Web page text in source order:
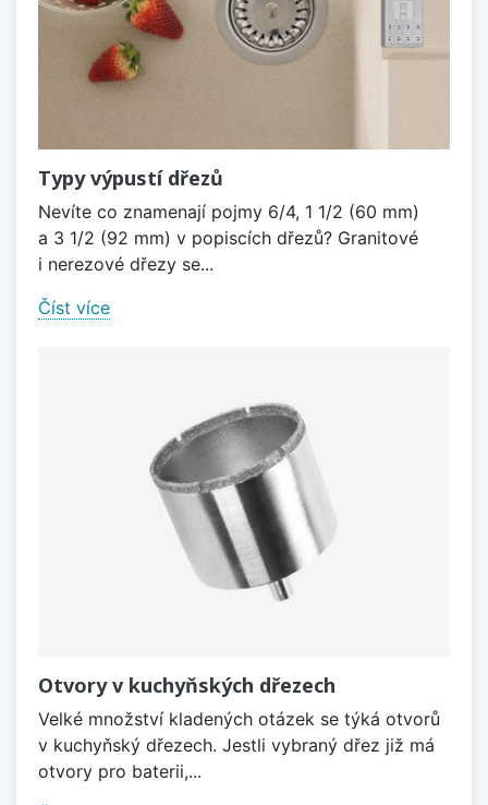
Typy výpustí dřezů
Nevíte co znamenají pojmy 6/4, 1 1/2 (60 mm)
a 3 1/2 (92 mm) v popiscích dřezů? Granitové
i nerezové dřezy se...
Číst více
Otvory v kuchyňských dřezech
Velké množství kladených otázek se týká otvorů
v kuchyňský dřezech. Jestli vybraný dřez již má
otvory pro baterii,...